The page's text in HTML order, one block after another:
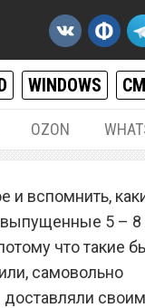
WINDOWS
OZON
в
и вспомнить,
5 – 8
что такие
самовольно
доставляли своим